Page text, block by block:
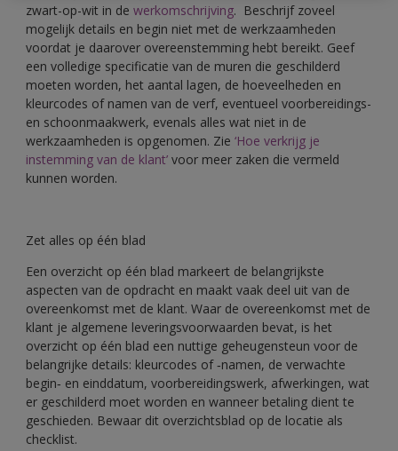
zwart-op-wit in de werkomschrijving. Beschrijf zoveel
mogelijk details en begin niet met de werkzaamheden
voordat je daarover overeenstemming hebt bereikt. Geef
een volledige specificatie van de muren die geschilderd
moeten worden, het aantal lagen, de hoeveelheden en
kleurcodes of namen van de verf, eventueel voorbereidings-
en schoonmaakwerk, evenals alles wat niet in de
werkzaamheden is opgenomen. Zie ‘Hoe verkrijg je
instemming van de klant’ voor meer zaken die vermeld
kunnen worden.
Zet alles op één blad
Een overzicht op één blad markeert de belangrijkste
aspecten van de opdracht en maakt vaak deel uit van de
overeenkomst met de klant. Waar de overeenkomst met de
klant je algemene leveringsvoorwaarden bevat, is het
overzicht op één blad een nuttige geheugensteun voor de
belangrijke details: kleurcodes of ‑namen, de verwachte
begin‑ en einddatum, voorbereidingswerk, afwerkingen, wat
er geschilderd moet worden en wanneer betaling dient te
geschieden. Bewaar dit overzichtsblad op de locatie als
checklist.